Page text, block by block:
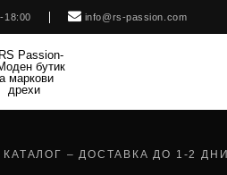
18:00 info@rs-passion.com
КАТАЛОГ – ДОСТАВКА ДО 1-2 ДНИ